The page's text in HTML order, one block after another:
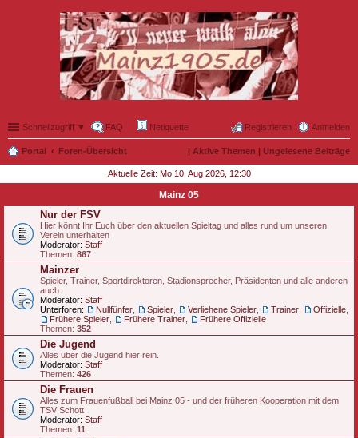
Schnellzugriff ▼ FAQ Netiquette Anmelden
Registrieren
Portal Foren-Übersicht | Aktive Themen | Ungelesene Beiträge
Aktuelle Zeit: Mo 10. Aug 2026, 12:30
Mainz 05
Nur der FSV
Hier könnt Ihr Euch über den aktuellen Spieltag und alles rund um unseren
Verein unterhalten
Moderator: Staff
Themen: 867
Mainzer
Spieler, Trainer, Sportdirektoren, Stadionsprecher, Präsidenten und alle anderen
auch
Moderator: Staff
Unterforen:
Nullfünfer Spieler Verliehene Spieler Trainer Offizielle
Frühere Spieler
Frühere Trainer
Frühere Offizielle
Themen: 352
Die Jugend
Alles über die Jugend hier rein.
Moderator: Staff
Themen: 426
Die Frauen
Alles zum Frauenfußball bei Mainz 05 - und der früheren Kooperation mit dem
TSV Schott
Moderator: Staff
Themen: 11